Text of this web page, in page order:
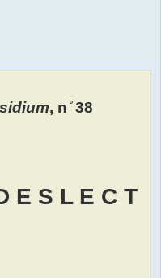
, n ̊ 38
E S L E C T